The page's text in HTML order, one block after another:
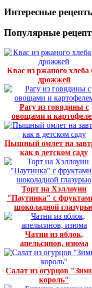
Интересные
Популярные
Квас из ржаного хлеба
дрожжей
Рагу из говядины с
овощами и
Пышный омлет на
как в детском саду
Торт на Хэллоуин
"Паутинка" с
шоколадной
Чатни из яблок,
апельсинов, изюма
Салат из огурцов
король"